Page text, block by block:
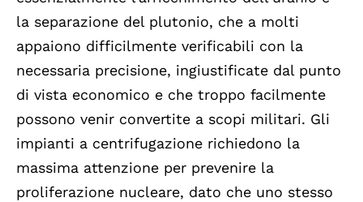
la separazione del plutonio, che a molti
appaiono difficilmente verificabili con la
necessaria precisione, ingiustificate dal punto
di vista economico e che troppo facilmente
possono venir convertite a scopi militari. Gli
impianti a centrifugazione richiedono la
massima attenzione per prevenire la
proliferazione nucleare, dato che uno stesso